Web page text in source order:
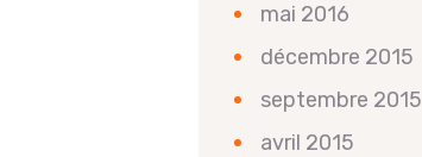
mai 2016
décembre 2015
septembre 2015
avril 2015